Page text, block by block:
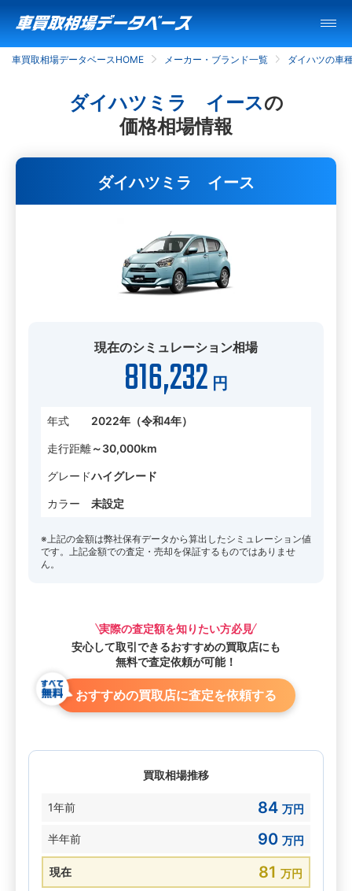
車買取相場データベースHOME メーカー・ブランド一覧 ダイハツの車
ダイハツミラ イースの
価格相場情報
ダイハツミラ イース
現在のシミュレーション相場
816,232 円
年式 2022年（令和4年）
走行距離～30,000km
グレードハイグレード
カラー 未設定
※上記の金額は弊社保有データから算出したシミュレーション値
です。上記金額での査定・売却を保証するものではありませ
ん。
実際の査定額を知りたい方必見
安心して取引できるおすすめの買取店にも
無料で査定依頼が可能！
おすすめの買取店に査定を依頼する
買取相場推移
1年前 84 万円
半年前 90 万円
現在 81 万円